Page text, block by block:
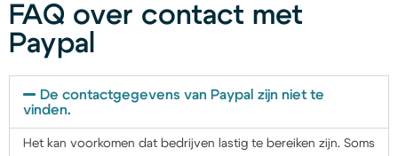
FAQ over contact met
Paypal
De contactgegevens van Paypal zijn niet te
vinden.
Het kan voorkomen dat bedrijven lastig te bereiken zijn. Soms